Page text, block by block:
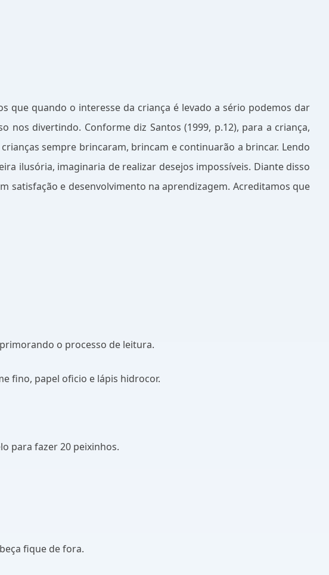
que quando o interesse da criança é levado a sério podemos dar
divertindo. Conforme diz Santos (1999, p.12), para a criança,
sempre brincaram, brincam e continuarão a brincar. Lendo
ilusória, imaginaria de realizar desejos impossíveis. Diante disso
satisfação e desenvolvimento na aprendizagem. Acreditamos que
o processo de leitura.
fino, papel oficio e lápis hidrocor.
para fazer 20 peixinhos.
fique de fora.